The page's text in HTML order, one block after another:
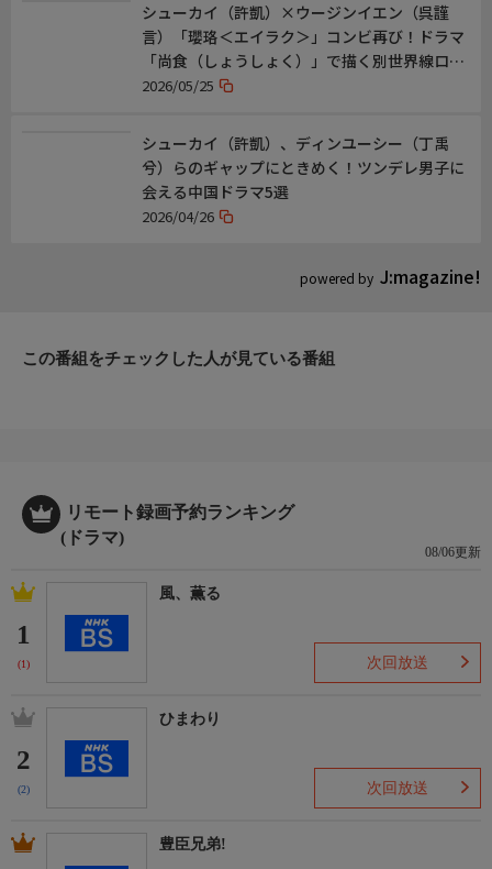
powered by J:magazine!
シューカイ（許凱）×ウージンイエン（呉謹
言）「瓔珞＜エイラク＞」コンビ再び！ドラマ
「尚食（しょうしょく）」で描く別世界線ロマ
ンス
2026/05/25
シューカイ（許凱）、ディンユーシー（丁禹
兮）らのギャップにときめく！ツンデレ男子に
会える中国ドラマ5選
2026/04/26
この番組をチェックした人が見ている番組
リモート録画予約ランキング
(ドラマ)
08/06更新
1
(1)
風、薫る
次回放送
2
(2)
ひまわり
次回放送
豊臣兄弟!